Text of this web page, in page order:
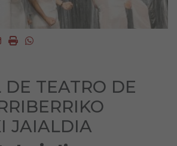
EmailImprimirWhatsapp
DE TEATRO DE
JAIALDIA